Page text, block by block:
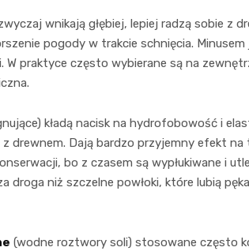
wnikają głębiej, lepiej radzą sobie z
pogody w trakcie schnięcia.
praktyce często wybierane są na
kładą nacisk na hydrofobowość i
z drewnem. Dają bardzo przyjemny efekt na
bo z czasem są wypłukiwane i
niż szczelne powłoki, które lubią
(wodne roztwory soli) stosowane często